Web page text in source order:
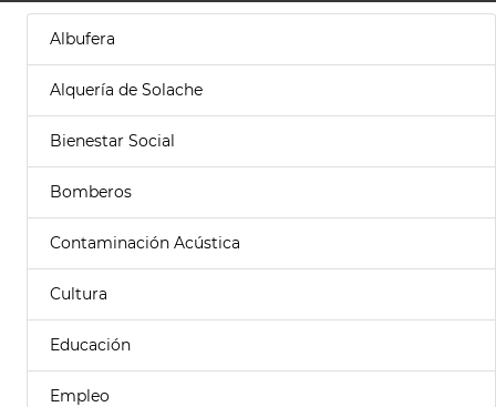
Albufera
Alquería de Solache
Bienestar Social
Bomberos
Contaminación Acústica
Cultura
Educación
Empleo